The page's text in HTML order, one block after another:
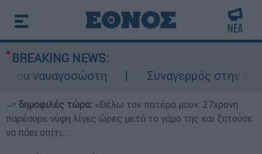
BREAKING NEWS:
ναυαγοσώστη
Συναγερμός στην
δημοφιλές τώρα: «Θέλω τον πατέρα μου»: 27χρονη
παρέσυρε νύφη λίγες ώρες μετά το γάμο της και ζητούσε
να πάει σπίτι...